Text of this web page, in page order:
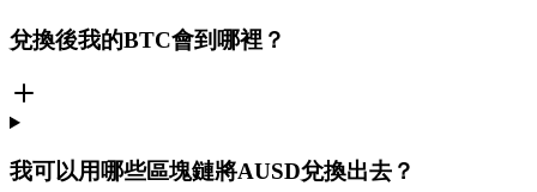
兌換後我的BTC會到哪裡？
我可以用哪些區塊鏈將AUSD兌換出去？